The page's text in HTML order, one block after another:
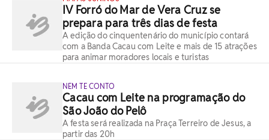
IV Forró do Mar de Vera Cruz se
prepara para três dias de festa
A edição do cinquentenário do município contará
com a Banda Cacau com Leite e mais de 15 atrações
para animar moradores locais e turistas
NEM TE CONTO
Cacau com Leite na programação do
São João do Pelô
A festa será realizada na Praça Terreiro de Jesus, a
partir das 20h